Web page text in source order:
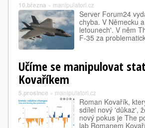
10.března » manipulatori.cz
Server Forum24
chyba. V Německu
letounech'. V něm
F-35 za
Učíme se manipulovat
Kovaříkem
5.prosince » manipulatori.cz
Roman Kovařík,
sdílel nový 'důkaz',
nový pokus je The
lab Romanem